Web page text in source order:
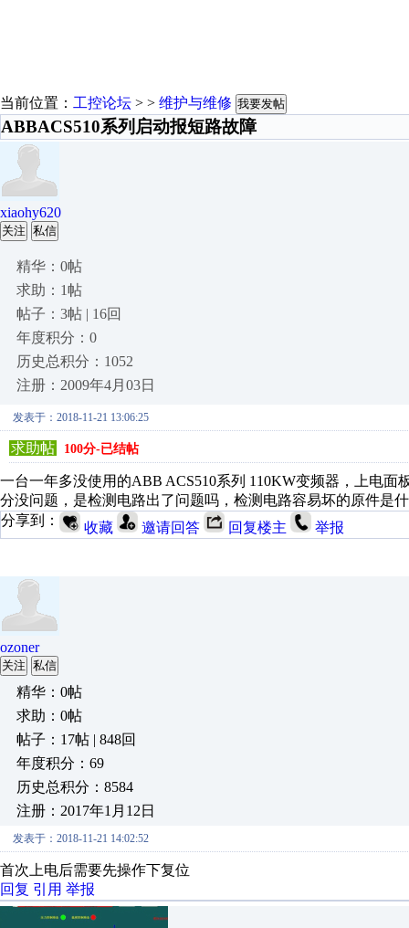
当前位置： 工控论坛 > > 维护与维修 我要发帖
ABBACS510系列启动报短路故障
xiaohy620
关注 私信
精华：0帖
求助：1帖
帖子：3帖 | 16回
年度积分：0
历史总积分：1052
注册：2009年4月03日
发表于：2018-11-21 13:06:25
求助帖 100分-已结帖
一台一年多没使用的ABB ACS510系列 110KW变频器，上电
分没问题，是检测电路出了问题吗，检测电路容易坏的原件是
分享到：
收藏 邀请回答 回复楼主 举报
ozoner
关注 私信
精华：0帖
求助：0帖
帖子：17帖 | 848回
年度积分：69
历史总积分：8584
注册：2017年1月12日
发表于：2018-11-21 14:02:52
首次上电后需要先操作下复位
回复 引用 举报